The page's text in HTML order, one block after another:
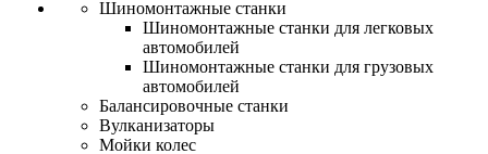
Шиномонтажные станки
Шиномонтажные станки для легковых
автомобилей
Шиномонтажные станки для грузовых
автомобилей
Балансировочные станки
Вулканизаторы
Мойки колес